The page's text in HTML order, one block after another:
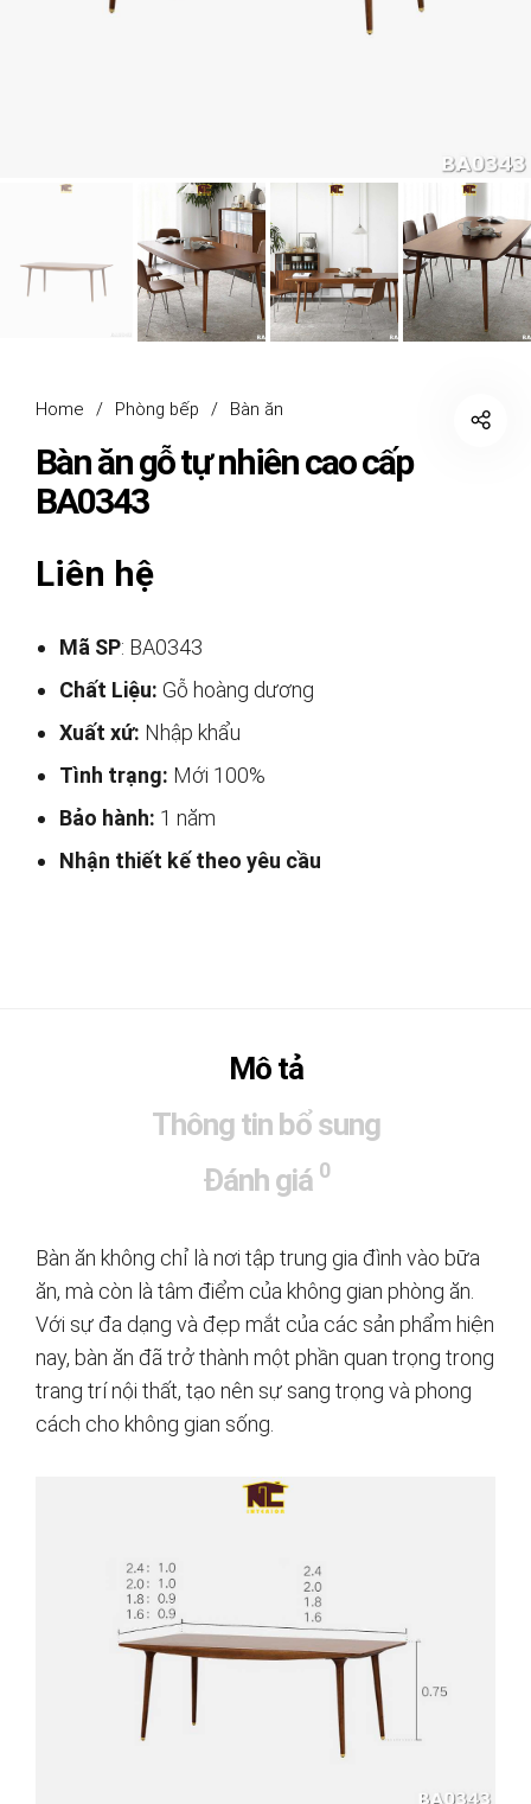
Home / Phòng bếp / Bàn ăn
Bàn ăn gỗ tự nhiên cao cấp
BA0343
Liên hệ
Mã SP: BA0343
Chất Liệu: Gỗ hoàng dương
Xuất xứ: Nhập khẩu
Tình trạng: Mới 100%
Bảo hành: 1 năm
Nhận thiết kế theo yêu cầu
Mô tả
Thông tin bổ sung
Đánh giá 0
Bàn ăn không chỉ là nơi tập trung gia đình vào bữa
ăn, mà còn là tâm điểm của không gian phòng ăn.
Với sự đa dạng và đẹp mắt của các sản phẩm hiện
nay, bàn ăn đã trở thành một phần quan trọng trong
trang trí nội thất, tạo nên sự sang trọng và phong
cách cho không gian sống.